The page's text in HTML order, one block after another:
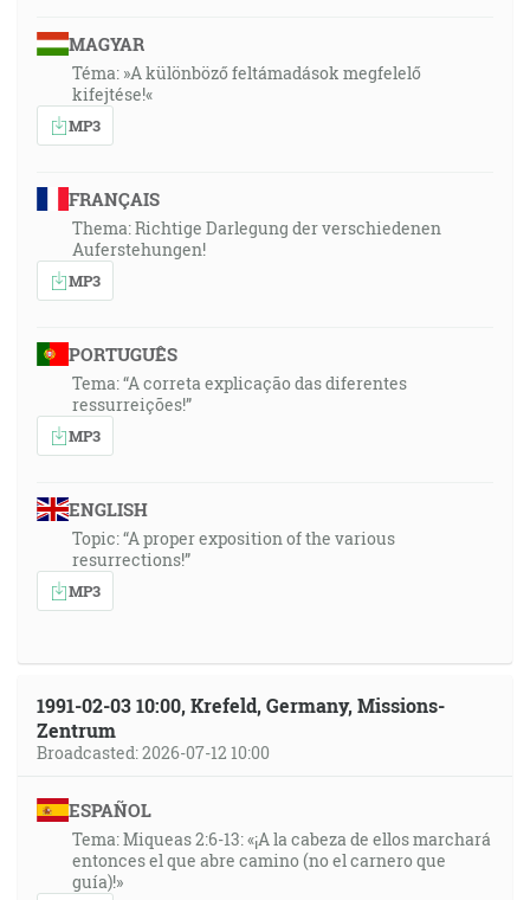
MAGYAR
Téma: »A különböző feltámadások megfelelő
kifejtése!«
MP3
FRANÇAIS
Thema: Richtige Darlegung der verschiedenen
Auferstehungen!
MP3
PORTUGUÊS
Tema: “A correta explicação das diferentes
ressurreições!”
MP3
ENGLISH
Topic: “A proper exposition of the various
resurrections!”
MP3
1991-02-03 10:00, Krefeld, Germany, Missions-
Zentrum
Broadcasted: 2026-07-12 10:00
ESPAÑOL
Tema: Miqueas 2:6-13: «¡A la cabeza de ellos marchará
entonces el que abre camino (no el carnero que
guía)!»